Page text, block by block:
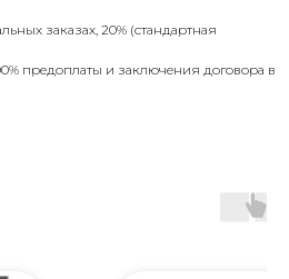
заказах, 20% (стандартная
предоплаты и заключения договора в